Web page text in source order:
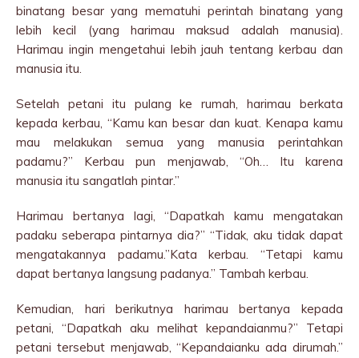
binatang besar yang mematuhi perintah binatang yang
lebih kecil (yang harimau maksud adalah manusia).
Harimau ingin mengetahui lebih jauh tentang kerbau dan
manusia itu.
Setelah petani itu pulang ke rumah, harimau berkata
kepada kerbau, “Kamu kan besar dan kuat. Kenapa kamu
mau melakukan semua yang manusia perintahkan
padamu?” Kerbau pun menjawab, “Oh… Itu karena
manusia itu sangatlah pintar.”
Harimau bertanya lagi, “Dapatkah kamu mengatakan
padaku seberapa pintarnya dia?” “Tidak, aku tidak dapat
mengatakannya padamu.”Kata kerbau. “Tetapi kamu
dapat bertanya langsung padanya.” Tambah kerbau.
Kemudian, hari berikutnya harimau bertanya kepada
petani, “Dapatkah aku melihat kepandaianmu?” Tetapi
petani tersebut menjawab, “Kepandaianku ada dirumah.”